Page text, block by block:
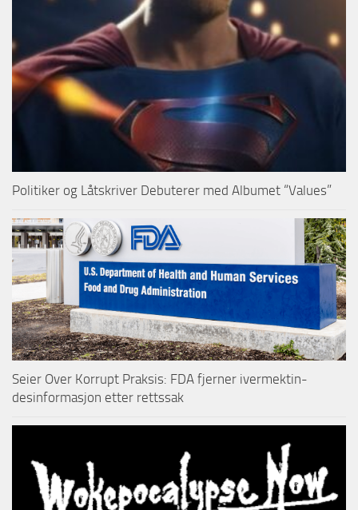
Politiker og Låtskriver Debuterer med Albumet “Values”
Seier Over Korrupt Praksis: FDA fjerner ivermektin-
desinformasjon etter rettssak